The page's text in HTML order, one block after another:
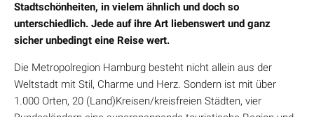
Stadtschönheiten, in vielem ähnlich und doch so
unterschiedlich. Jede auf ihre Art liebenswert und ganz
sicher unbedingt eine Reise wert.
Die Metropolregion Hamburg besteht nicht allein aus der
Weltstadt mit Stil, Charme und Herz. Sondern ist mit über
1.000 Orten, 20 (Land)Kreisen/kreisfreien Städten, vier